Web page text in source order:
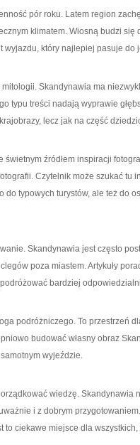
pór roku. Latem region
klimatem. Wiosną budzi
wyjazdu, który najlepiej pasuje do
Skandynawia ma
typu treści nadają wyprawie
lecz jak na część
źródłem inspiracji
Czytelnik może szukać tu
do typowych turystów, ale też do
Skandynawia jest często
poza miastem. Artykuły
bardziej
podróżniczego. To przestrzeń
budować własny obraz
wyjeździe.
wiedzę. Skandynawia
i z dobrym
ciekawe miejsce dla